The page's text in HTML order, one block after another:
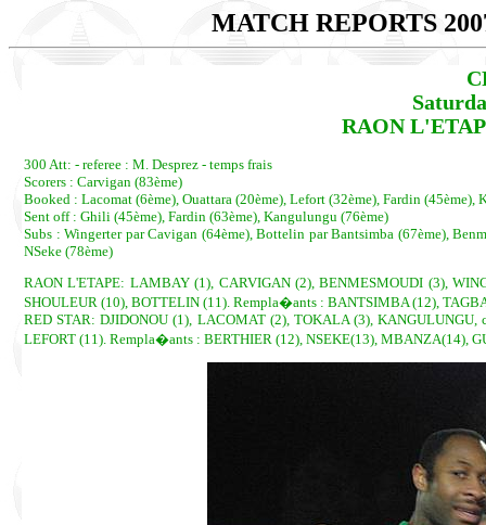
MATCH REPORTS
RAON
300 Att: - referee : M. Desprez - temps frais
Scorers : Carvigan (83ème)
Booked : Lacomat (6ème), Ouattara (20ème), Lefort (32ème), Fardin (45ème),
Sent off : Ghili (45ème), Fardin (63ème), Kangulungu (76ème)
Subs : Wingerter par Cavigan (64ème), Bottelin par Bantsimba (67ème),
NSeke (78ème)
RAON L'ETAPE: LAMBAY (1), CARVIGAN (2), BENMESMOUDI (3),
SHOULEUR (10), BOTTELIN (11). Rempla�ants : BANTSIMBA (12),
RED STAR: DJIDONOU (1), LACOMAT (2), TOKALA (3),
LEFORT (11). Rempla�ants : BERTHIER (12), NSEKE(13), MBANZA(14),